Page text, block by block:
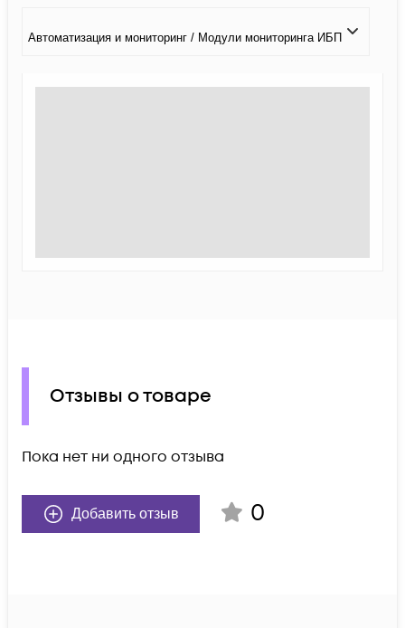
Автоматизация и мониторинг / Модули мониторинга ИБП
Отзывы о товаре
Пока нет ни одного отзыва
Добавить отзыв 0